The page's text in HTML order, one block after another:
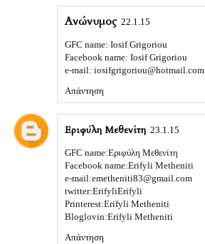
Ανώνυμος 22.1.15
GFC name: Iosif Grigoriou
Facebook name: Iosif Grigoriou
e-mail: iosifgrigoriou@hotmail.com
Απάντηση
Εριφύλη Μεθενίτη 23.1.15
GFC name:Εριφύλη Μεθενίτη
Facebook name:Erifyli Metheniti
e-mail:emetheniti83@gmail.com
twitter:ErifyliErifyli
Printerest:Erifyli Metheniti
Bloglovin:Erifyli Metheniti
Απάντηση